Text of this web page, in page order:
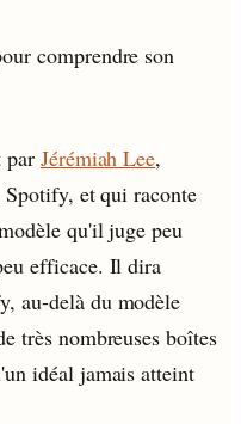
comprendre son
par Jérémiah Lee,
et qui raconte
qu'il juge peu
efficace. Il dira
au-delà du modèle
très nombreuses boîtes
idéal jamais atteint